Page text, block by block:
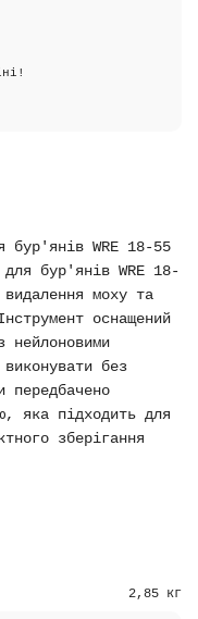
бур'янів WRE 18-55
бур'янів WRE 18-
моху та
оснащений
нейлоновими
без
передбачено
яка підходить для
зберігання
2,85 кг